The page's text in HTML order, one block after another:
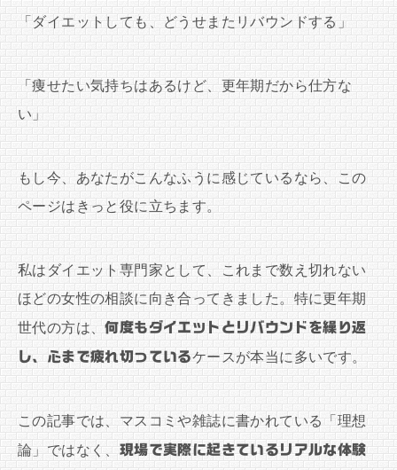
「ダイエットしても、どうせまたリバウンドする」
「痩せたい気持ちはあるけど、更年期だから仕方な
い」
もし今、あなたがこんなふうに感じているなら、この
ページはきっと役に立ちます。
私はダイエット専門家として、これまで数え切れない
ほどの女性の相談に向き合ってきました。特に更年期
世代の方は、何度もダイエットとリバウンドを繰り返
し、心まで疲れ切っているケースが本当に多いです。
この記事では、マスコミや雑誌に書かれている「理想
論」ではなく、 現場で実際に起きているリアルな体験